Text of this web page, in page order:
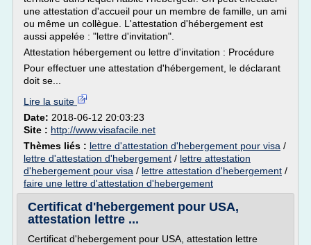
une attestation d'accueil pour un membre de famille, un ami
ou même un collègue. L'attestation d'hébergement est
aussi appelée : "lettre d'invitation".
Attestation hébergement ou lettre d'invitation : Procédure
Pour effectuer une attestation d'hébergement, le déclarant
doit se...
Lire la suite
Date: 2018-06-12 20:03:23
Site : http://www.visafacile.net
Thèmes liés : lettre d'attestation d'hebergement pour visa /
lettre d'attestation d'hebergement / lettre attestation
d'hebergement pour visa / lettre attestation d'hebergement /
faire une lettre d'attestation d'hebergement
Certificat d'hebergement pour USA,
attestation lettre ...
Certificat d'hebergement pour USA, attestation lettre